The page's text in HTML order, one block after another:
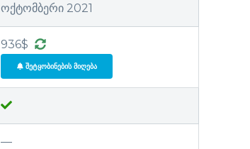
ოქტომბერი 2021
936$
ᲨᲔᲢᲧᲝᲑᲘᲜᲔᲑᲘᲡ ᲛᲘᲦᲔᲑᲐ
—